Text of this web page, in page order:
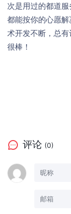
次是用过的都道
都能按你的心愿
术开发不断，总
很棒！
评论 (0)